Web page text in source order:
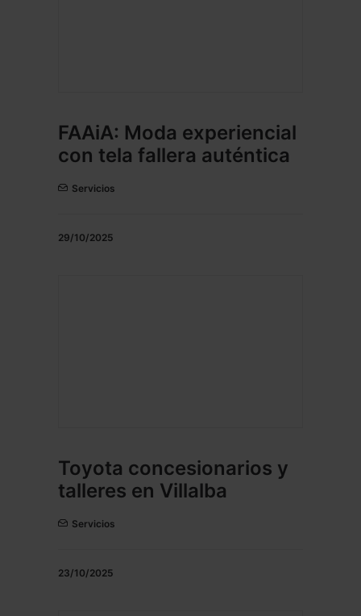
FAAiA: Moda experiencial
con tela fallera auténtica
Servicios
29/10/2025
Toyota concesionarios y
talleres en Villalba
Servicios
23/10/2025